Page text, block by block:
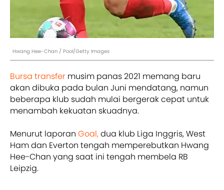
Hwang Hee-Chan / Pool/Getty Images
Bursa transfer musim panas 2021 memang baru
akan dibuka pada bulan Juni mendatang, namun
beberapa klub sudah mulai bergerak cepat untuk
menambah kekuatan skuadnya.
Menurut laporan Goal,dua klub Liga Inggris, West
Ham dan Everton tengah memperebutkan Hwang
Hee-Chan yang saat ini tengah membela RB
Leipzig.